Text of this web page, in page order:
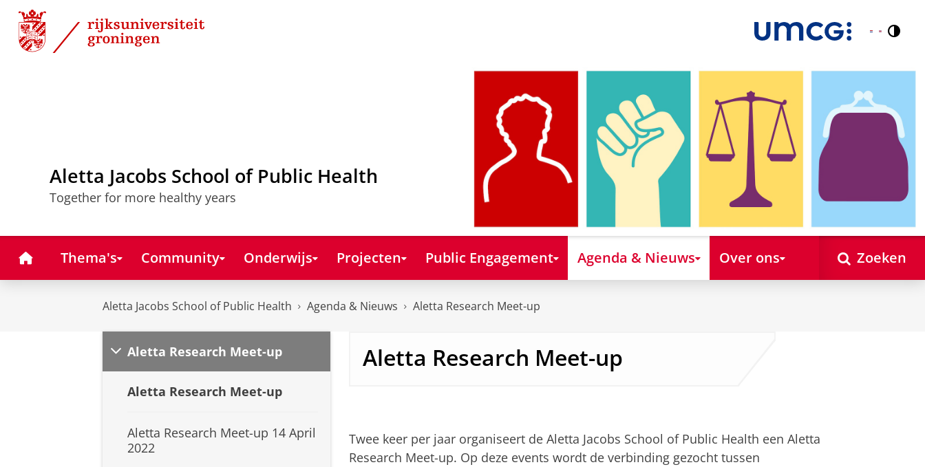
Skip
Content
Skip
Navigation
Nederlands
English
Aletta Jacobs School of Public Health
Together for more healthy years
HomeThema's Community Onderwijs Projecten Public Engagement Agenda & Nieuws Over ons Zoeken
Aletta Jacobs School of Public Health Agenda & Nieuws Aletta Research Meet-up
Aletta Research Meet-up
Aletta Research Meet-up
Aletta Research Meet-up 14 April
2022
Aletta Research Meet-up
Twee keer per jaar organiseert de Aletta Jacobs School of Public Health een Aletta
Research Meet-up. Op deze events wordt de verbinding gezocht tussen